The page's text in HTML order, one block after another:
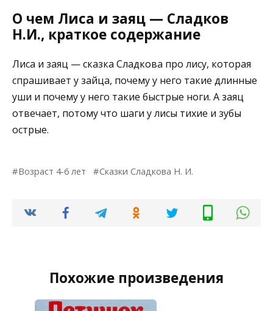
О чем Лиса и заяц — Сладков
Н.И., краткое содержание
Лиса и заяц — сказка Сладкова про лису, которая
спрашивает у зайца, почему у него такие длинные
уши и почему у него такие быстрые ноги. А заяц
отвечает, потому что шаги у лисы тихие и зубы
острые.
Возраст 4-6 лет Сказки Сладкова Н. И.
Похожие произведения